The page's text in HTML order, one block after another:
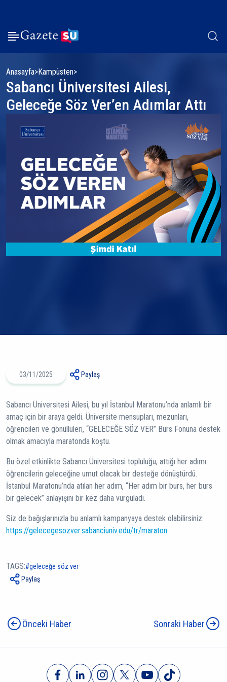
Anasayfa Kampüsten
Sabancı Üniversitesi Ailesi,
Geleceğe Söz Ver’en Adımlar Attı
03/11/2025 Paylaş
Sabancı Üniversitesi Ailesi, bu yıl İstanbul Maratonu’nda anlamlı bir
amaç için bir araya geldi. Üniversite mensupları, mezunları,
öğrencileri ve gönüllüleri, “GELECEĞE SÖZ VER” Burs Fonuna destek
olmak amacıyla maratonda koştu.
Bu özel etkinlikte Sabancı Üniversitesi topluluğu, attığı her adımı
öğrencilerin geleceğine umut olacak bir desteğe dönüştürdü.
İstanbul Maratonu’nda atılan her adım, “Her adım bir burs, her burs
bir gelecek” anlayışını bir kez daha vurguladı.
Siz de bağışlarınızla bu anlamlı kampanyaya destek olabilirsiniz:
https://gelecegesozver.sabanciuniv.edu/tr/maraton
TAGS: geleceğe söz ver
Paylaş
Önceki Haber Sonraki Haber